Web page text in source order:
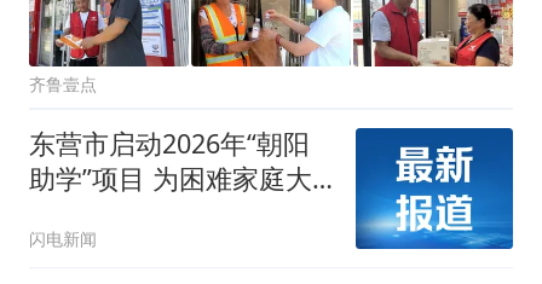
齐鲁壹点
东营市启动2026年“朝阳
助学”项目 为困难家庭大
闪电新闻